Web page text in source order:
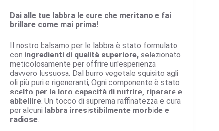
Dai alle tue labbra le cure che meritano e fai
brillare come mai prima!
Il nostro balsamo per le labbra è stato formulato
con ingredienti di qualità superiore, selezionato
meticolosamente per offrire un'esperienza
davvero lussuosa. Dal burro vegetale squisito agli
oli più puri e rigeneranti, Ogni componente è stato
scelto per la loro capacità di nutrire, riparare e
abbellire. Un tocco di suprema raffinatezza e cura
per alcuni labbra irresistibilmente morbide e
radiose.